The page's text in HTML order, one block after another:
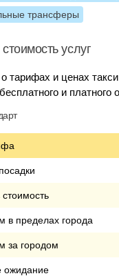
трансферы
услуг
тарифах и ценах
и платного
в пределах города
за городом
ожидание